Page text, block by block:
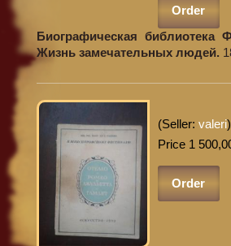
Order
Биографическая библиотека Ф. Павленкова.
Жизнь замечательных людей.
(Seller: valeri)
Price 1
Order